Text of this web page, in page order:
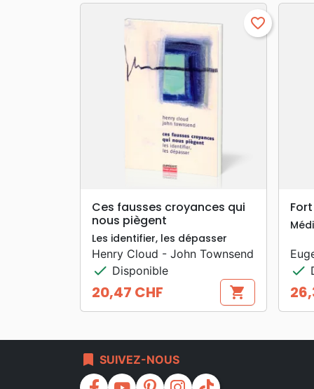
search
favorite_border
Ces fausses croyances qui
nous piègent
Les identifier, les dépasser
Henry Cloud - John Townsend
check Disponible
Prix
20,47 CHF shopping_cart
check
Prix
bookmark SUIVEZ-NOUS